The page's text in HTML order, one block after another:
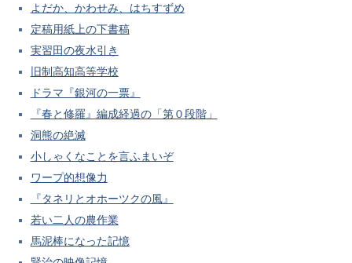
よだか、かわせみ、はちすずめ
定稿用紙上の下書稿
実習田の夜水引き
旧制高知高等学校
ドラマ『銀河の一票』
『春と修羅』編成経過の「第０段階」
洞熊の絶滅
小しゃくなことを言ふまいぞ
ワープ的想像力
『タネリとオホーツクの風』
若い二人の農作業
馬泥棒になった記憶